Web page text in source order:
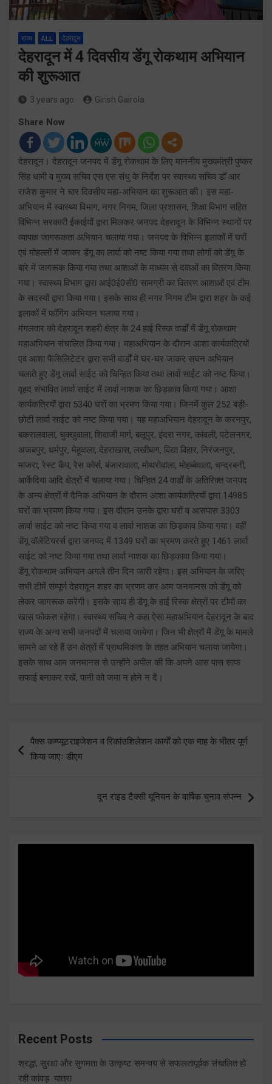
राज्य ALL देहरादून
देहरादून में 4 दिवसीय डेंगू रोकथाम अभियान
की शुरूआत
3 years ago Girish Gairola
Share Now
देहरादून। देहरादून जनपद में डेंगू रोकथाम के लिए माननीय मुख्यमंत्री पुष्कर
सिंह धामी व मुख्य सचिव एस एस संधु के निर्देश पर स्वास्थ्य सचिव डॉ आर
राजेश कुमार ने चार दिवसीय महा-अभियान का शुरूआत की। इस महा-
अभियान में स्वास्थ्य विभाग, नगर निगम, जिला प्रशासन, शिक्षा विभाग सहित
विभिन्न सरकारी ईकाईयों द्वारा मिलकर जनपद देहरादून के विभिन्न स्थानों पर
व्यापक जागरूकता अभियान चलाया गया। जनपद के विभिन्न इलाकों में घरों
एवं मोहल्लों में जाकर डेंगू का लार्वा को नष्ट किया गया तथा लोगों को डेंगू के
बारे में जागरूक किया गया तथा आशाओं के माध्यम से दवाओं का वितरण किया
गया। स्वास्थ्य विभाग द्वारा आई0ई0सी0 सामग्री का वितरण आशाओं एवं टीम
के सदस्यों द्वारा किया गया। इसके साथ ही नगर निगम टीम द्वारा शहर के कई
इलाकों में फॉगिंग अभियान चलाया गया।
मंगलवार को देहरादून शहरी क्षेत्र के 24 हाई रिस्क वार्डों में डेंगू रोकथाम
महाअभियान संचालित किया गया। महाअभियान के दौरान आशा कार्यकत्रियों
एवं आशा फैसिलिटेटर द्वारा सभी वार्डों में घर-घर जाकर सघन अभियान
चलाते हुए डेंगू लार्वा साईट को चिन्हित किया तथा लार्वा साईट को नष्ट किया।
वृहद संभावित लार्वा साईट में लार्वा नाशक का छिड़काव किया गया। आशा
कार्यकत्रियों द्वारा 5340 घरों का भ्रमण किया गया। जिनमें कुल 252 बड़ी-
छोटी लार्वा साईट को नष्ट किया गया। यह महाअभियान देहरादून के करनपुर,
बकरालवाला, चुक्खुवाला, शिवाजी मार्ग, बलूपुर, इंदरा नगर, कांवली, पटेलनगर,
अजबपुर, धर्मपुर, मेहूवाला, देहराखास, लखीबाग, विद्या विहार, निरंजनपुर,
माजरा, रेस्ट कैंप, रेस कोर्स, बंजारावाला, मोथरोवाला, मोहब्बेवाला, चन्द्रबनी,
आर्केदिया आदि क्षेत्रों में चलाया गया। चिन्हित 24 वार्डों के अतिरिक्त जनपद
के अन्य क्षेत्रों में दैनिक अभियान के दौरान आशा कार्यकत्रियों द्वारा 14985
घरों का भ्रमण किया गया। इस दौरान उनके द्वारा घरों व आसपास 3303
लार्वा साईट को नष्ट किया गया व लार्वा नाशक का छिड़काव किया गया। वहीं
डेंगू वॉलेंटियरर्स द्वारा जनपद में 1349 घरों का भ्रमण करते हुए 1461 लार्वा
साईट को नष्ट किया गया तथा लार्वा नाशक का छिड़कावा किया गया।
डेंगू रोकथाम अभियान अगले तीन दिन जारी रहेगा। इस अभियान के जरिए
सभी टीमें संम्पूर्ण देहरादून शहर का भ्रणम कर आम जनमानस को डेंगू को
लेकर जागरूक करेंगी। इसके साथ ही डेंगू के हाई रिस्क क्षेत्रों पर टीमों का
खास फोकस रहेगा। स्वास्थ्य सचिव ने कहा ऐसा महाअभियान देहरादून के बाद
राज्य के अन्य सभी जनपदों में चलाया जायेगा। जिन भी क्षेत्रों में डेंगू के मामले
सामने आ रहे हैं उन क्षेत्रों में प्राथमिकता के तहत अभियान चलाया जायेगा।
इसके साथ आम जनमानस से उन्होंने अपील की कि अपने आस पास साफ
सफाई बनाकर रखें, पानी को जमा न होने न दें।
navigation
पैक्स कम्प्यूटराइजेशन व रिकांउशिलेशन कार्याें को एक माह के भीतर पूर्ण
किया जाएः डीएम
दून राइड टैक्सी यूनियन के वार्षिक चुनाव संपन्न
Recent Posts
श्रद्धा, सुरक्षा और सुगमता के उत्कृष्ट समन्वय से सफलतापूर्वक संचालित हो
रही कांवड़ यात्रा